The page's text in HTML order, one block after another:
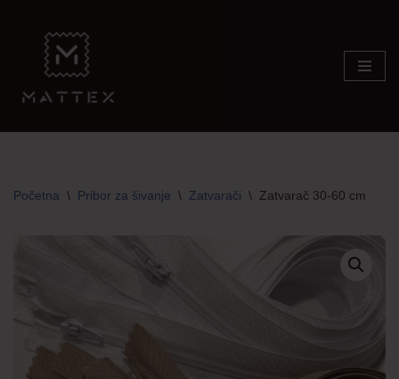
content
Početna \ Pribor za šivanje \ Zatvarači \ Zatvarač 30-60 cm